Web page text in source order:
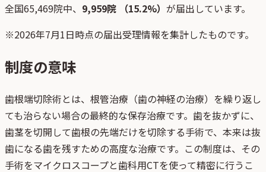
全国65,469院中、 9,959院 （15.2%） が届出しています。
※2026年7月1日時点の届出受理情報を集計したものです。
制度の意味
歯根端切除術とは、根管治療（歯の神経の治療）を繰り返し
ても治らない場合の最終的な保存治療です。歯を抜かずに、
歯茎を切開して歯根の先端だけを切除する手術で、本来は抜
歯になる歯を残すための高度な治療です。この制度は、その
手術をマイクロスコープと歯科用CTを使って精密に行うこ